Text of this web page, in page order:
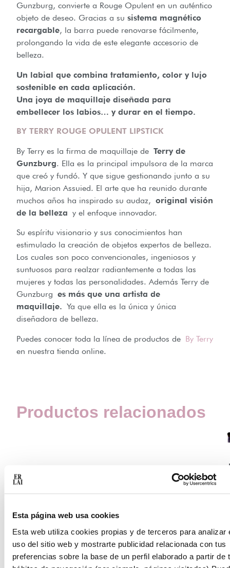
Esta página web usa cookies
Esta web utiliza cookies propias y de terceros para analizar
uso del sitio web y mostrarte publicidad relacionada con tus
preferencias sobre la base de un perfil elaborado a partir de
Gunzburg, convierte a Rouge Opulent en un auténtico
objeto de deseo. Gracias a su sistema magnético
recargable, la barra puede renovarse fácilmente,
prolongando la vida de este elegante accesorio de
belleza.
Un labial que combina tratamiento, color y lujo
sostenible en cada aplicación.
Una joya de maquillaje diseñada para
embellecer los labios… y durar en el tiempo.
BY TERRY ROUGE OPULENT LIPSTICK
By Terry es la firma de maquillaje de Terry de
Gunzburg. Ella es la principal impulsora de la marca
que creó y fundó. Y que sigue gestionando junto a su
hija, Marion Assuied. El arte que ha reunido durante
muchos años ha inspirado su audaz, original visión
de la belleza y el enfoque innovador.
Su espíritu visionario y sus conocimientos han
estimulado la creación de objetos expertos de belleza.
Los cuales son poco convencionales, ingeniosos y
suntuosos para realzar radiantemente a todas las
mujeres y todas las personalidades. Además Terry de
Gunzburg es más que una artista de
maquillaje. Ya que ella es la única y única
diseñadora de belleza.
Puedes conocer toda la línea de productos de By Terry
en nuestra tienda online.
Productos relacionados